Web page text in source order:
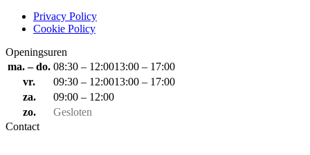
Privacy Policy
Cookie Policy
Openingsuren
ma. – do. 08:30 – 12:0013:00 – 17:00
vr.
09:30 – 12:0013:00 – 17:00
za.
09:00 – 12:00
zo.
Gesloten
Contact